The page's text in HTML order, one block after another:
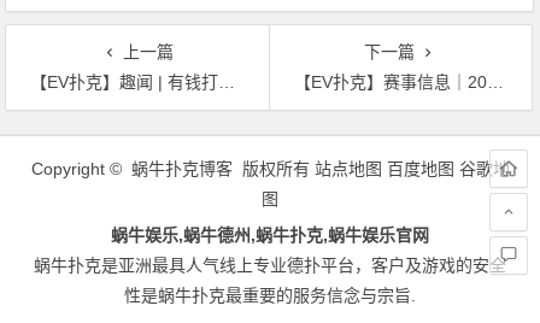
出局！
过了
上一篇
【EV扑克】趣闻 | 有钱打牌却欠下六位数不还，Maurice Hawkins被指控为骗子
下一篇
【EV扑克】赛事信息｜2024USOP岘港3月19日拉开帷幕，现在就可预约您的主赛早鸟配套！
文
Copyright © 蜗牛扑克博客 版权所有 站点地图 百度地图 谷歌地
图
蜗牛娱乐,蜗牛德州,蜗牛扑克,蜗牛娱乐官网
蜗牛扑克是亚洲最具人气线上专业德扑平台，客户及游戏的安全
性是蜗牛扑克最重要的服务信念与宗旨.